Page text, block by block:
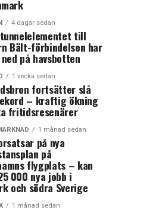
4 dagar sedan
till
Bält-förbindelsen har
på havsbotten
1 vecka sedan
fortsätter slå
– kraftig ökning
fritidsresenärer
1 månad sedan
på nya
på
flygplats – kan
000 nya jobb i
och södra Sverige
1 månad sedan